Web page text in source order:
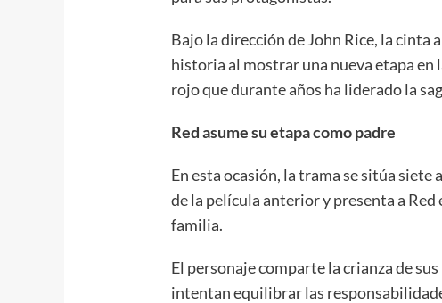
Bajo la dirección de John Rice, la cinta
historia al mostrar una nueva etapa en
rojo que durante años ha liderado la
Red asume su etapa como padre
En esta ocasión, la trama se sitúa
de la película anterior y presenta a
familia.
El personaje comparte la crianza de
intentan equilibrar las